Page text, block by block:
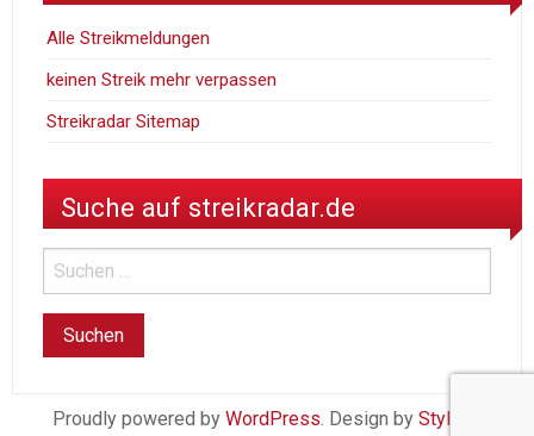
Alle Streikmeldungen
keinen Streik mehr verpassen
Streikradar Sitemap
Suche auf streikradar.de
Proudly powered by WordPress. Design by StylishWP